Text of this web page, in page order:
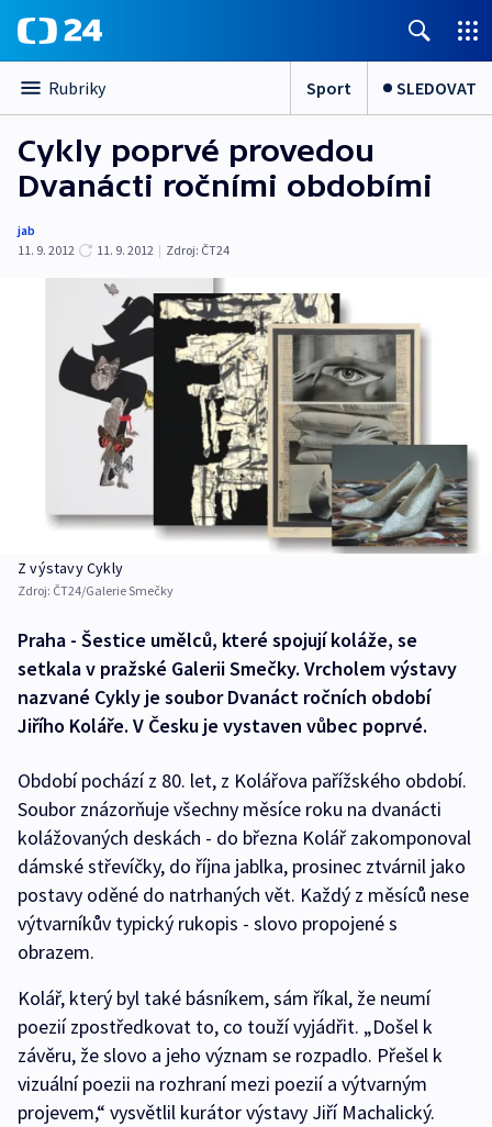
Rubriky Sport SLEDOVAT
Cykly poprvé provedou
Dvanácti ročními obdobími
jab
11. 9. 2012
11. 9. 2012 | Zdroj: ČT24
Z výstavy Cykly
Zdroj: ČT24/Galerie Smečky
Praha - Šestice umělců, které spojují koláže, se
setkala v pražské Galerii Smečky. Vrcholem výstavy
nazvané Cykly je soubor Dvanáct ročních období
Jiřího Koláře. V Česku je vystaven vůbec poprvé.
Období pochází z 80. let, z Kolářova pařížského období.
Soubor znázorňuje všechny měsíce roku na dvanácti
kolážovaných deskách - do března Kolář zakomponoval
dámské střevíčky, do října jablka, prosinec ztvárnil jako
postavy oděné do natrhaných vět. Každý z měsíců nese
výtvarníkův typický rukopis - slovo propojené s
obrazem.
Kolář, který byl také básníkem, sám říkal, že neumí
poezií zpostředkovat to, co touží vyjádřit. „Došel k
závěru, že slovo a jeho význam se rozpadlo. Přešel k
vizuální poezii na rozhraní mezi poezií a výtvarným
projevem,“ vysvětlil kurátor výstavy Jiří Machalický.